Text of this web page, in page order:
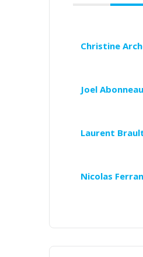
Christine
Joel Abonneau
Laurent
Nicolas